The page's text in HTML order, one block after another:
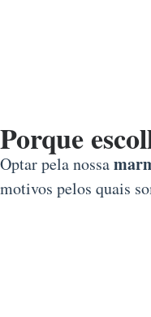
Porque
Optar pela nossa
motivos pelos quais